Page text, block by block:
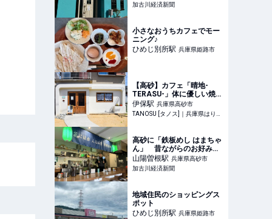
加古川経済新聞
小さなおうちカフェでモー
ニング♪
ひめじ別所駅 兵庫県姫路市
【高砂】カフェ「晴地-
TERASU-」体に優しい焼き
菓子と丹波焼の器に癒やさ
れて♪
伊保駅 兵庫県高砂市
TANOSU [タノス]｜兵庫県はりまエリアの地域情報サイト
高砂に「鉄板めし はまちゃ
ん」 昔ながらのお好み焼
き店目指す
山陽曽根駅 兵庫県高砂市
加古川経済新聞
地域住民のショッピングス
ポット
ひめじ別所駅 兵庫県姫路市